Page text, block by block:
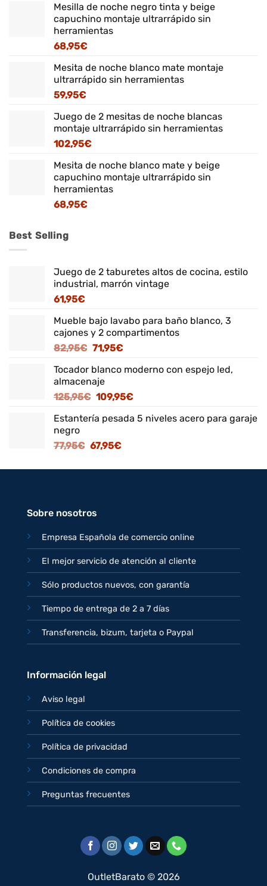
Mesilla de noche negro tinta y beige
capuchino montaje ultrarrápido sin
herramientas
68,95€
Mesita de noche blanco mate montaje
ultrarrápido sin herramientas
59,95€
Juego de 2 mesitas de noche blancas
montaje ultrarrápido sin herramientas
102,95€
Mesita de noche blanco mate y beige
capuchino montaje ultrarrápido sin
herramientas
68,95€
Best Selling
Juego de 2 taburetes altos de cocina, estilo
industrial, marrón vintage
61,95€
Mueble bajo lavabo para baño blanco, 3
cajones y 2 compartimentos
82,95€ El
original
era:
82,95€.
71,95€El
actual
71,95€.
Tocador blanco moderno con espejo led,
almacenaje
125,95€ El
original
125,95€.
109,95€El
actual
Estantería pesada 5 niveles acero para garaje
negro
77,95€ El
original
67,95€El
actual
Sobre nosotros
Empresa Española de comercio online
El mejor servicio de atención al cliente
Sólo productos nuevos, con garantía
Tiempo de entrega de 2 a 7 días
Transferencia, bizum, tarjeta o Paypal
Información legal
Aviso legal
Política de cookies
Política de privacidad
Condiciones de compra
Preguntas frecuentes
OutletBarato © 2026